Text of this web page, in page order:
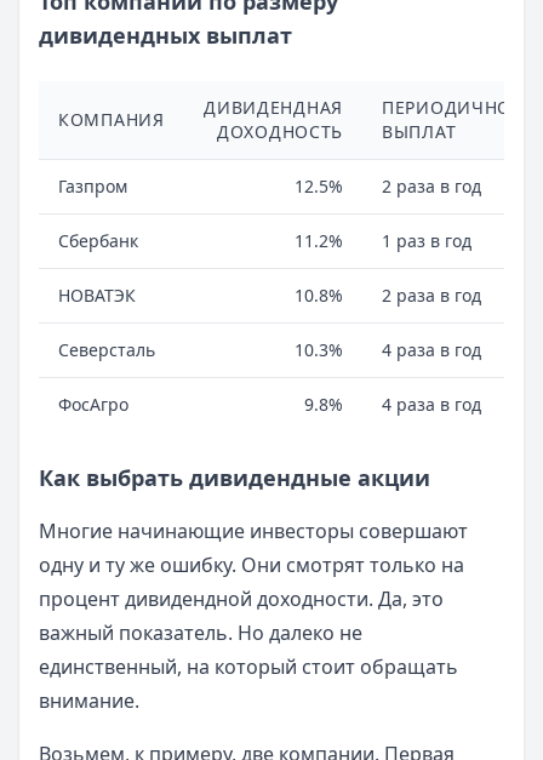
дивидендных выплат
КОМПАНИЯ
ДИВИДЕНДНАЯ
ДОХОДНОСТЬ
ВЫПЛАТ
Газпром 12.5% 2 раза в год
Сбербанк 11.2% 1 раз в год
НОВАТЭК 10.8% 2 раза в год
Северсталь 10.3% 4 раза в год
ФосАгро 9.8% 4 раза в год
Как выбрать дивидендные акции
Многие начинающие инвесторы совершают
одну и ту же ошибку. Они смотрят только на
процент дивидендной доходности. Да, это
важный показатель. Но далеко не
единственный, на который стоит обращать
внимание.
Возьмем, к примеру, две компании. Первая